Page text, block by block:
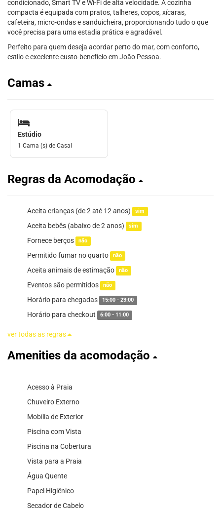
condicionado, Smart TV e Wi-Fi de alta velocidade. A cozinha
compacta é equipada com pratos, talheres, copos, xícaras,
cafeteira, micro-ondas e sanduicheira, proporcionando tudo o que
você precisa para uma estadia prática e agradável.
Perfeito para quem deseja acordar perto do mar, com conforto,
estilo e excelente custo-benefício em João Pessoa.
Camas
Estúdio
1 Cama (s) de Casal
Regras da Acomodação
Aceita crianças (de 2 até 12 anos) sim
Aceita bebês (abaixo de 2 anos) sim
Fornece berços não
Permitido fumar no quarto não
Aceita animais de estimação não
Eventos são permitidos não
Horário para chegadas 15:00 - 23:00
Horário para checkout 6:00 - 11:00
ver todas as regras
Amenities da acomodação
Acesso à Praia
Chuveiro Externo
Mobília de Exterior
Piscina com Vista
Piscina na Cobertura
Vista para a Praia
Água Quente
Papel Higiênico
Secador de Cabelo